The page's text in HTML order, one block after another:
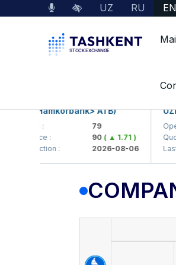
UZ RU EN
Company
(<Hamkorbank> ATB)
( ▲ 1.71 )
transaction :
2026-08-06
Open
Last